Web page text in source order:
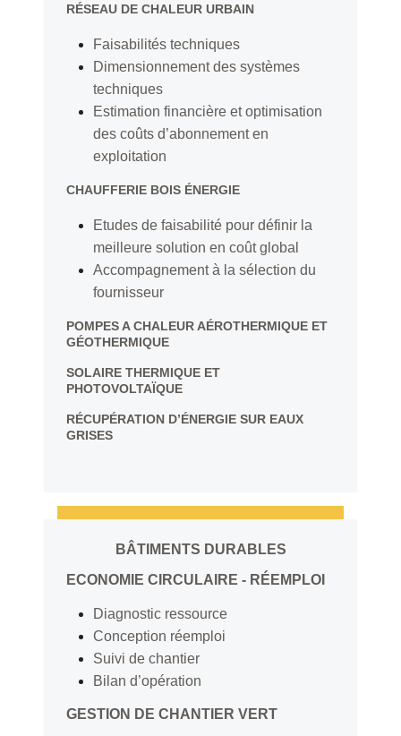
RÉSEAU DE CHALEUR URBAIN
Faisabilités techniques
Dimensionnement des systèmes
techniques
Estimation financière et optimisation
des coûts d’abonnement en
exploitation
CHAUFFERIE BOIS ÉNERGIE
Etudes de faisabilité pour définir la
meilleure solution en coût global
Accompagnement à la sélection du
fournisseur
POMPES A CHALEUR AÉROTHERMIQUE ET
GÉOTHERMIQUE
SOLAIRE THERMIQUE ET
PHOTOVOLTAÏQUE
RÉCUPÉRATION D’ÉNERGIE SUR EAUX
GRISES
BÂTIMENTS DURABLES
ECONOMIE CIRCULAIRE - RÉEMPLOI
Diagnostic ressource
Conception réemploi
Suivi de chantier
Bilan d’opération
GESTION DE CHANTIER VERT